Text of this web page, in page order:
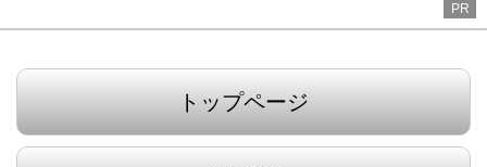
PR
トップページ